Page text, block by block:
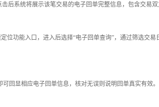
后系统将展示该笔交易的电子回单完整信息，包含交易
功能入口，进入后选择“电子回单查询”，通过筛选交易
回显相应电子回单信息，核对无误则说明回单真实有效